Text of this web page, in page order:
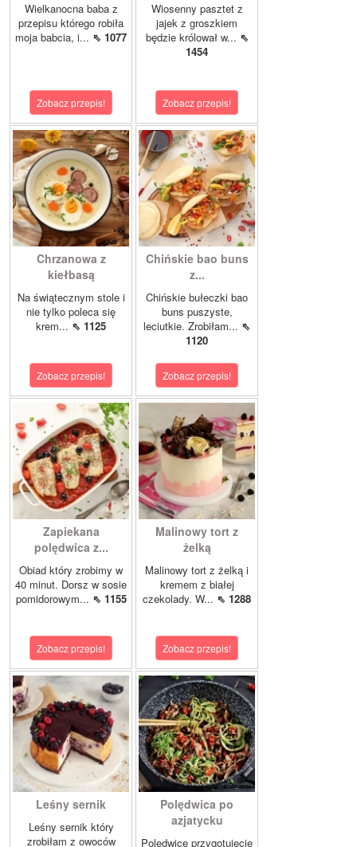
Wielkanocna baba z
przepisu którego robiła
moja babcia, i... ⇖ 1077
Zobacz przepis!
Wiosenny pasztet z
jajek z groszkiem
będzie królował w... ⇖
1454
Zobacz przepis!
Chrzanowa z
kiełbasą
Na świątecznym stole i
nie tylko poleca się
krem... ⇖ 1125
Zobacz przepis!
Chińskie bao buns
z...
Chińskie bułeczki bao
buns puszyste,
leciutkie. Zrobiłam... ⇖
1120
Zobacz przepis!
Zapiekana
polędwica z...
Obiad który zrobimy w
40 minut. Dorsz w sosie
pomidorowym... ⇖ 1155
Zobacz przepis!
Malinowy tort z
żelką
Malinowy tort z żelką i
kremem z białej
czekolady. W... ⇖ 1288
Zobacz przepis!
Leśny sernik
Leśny sernik który
zrobiłam z owoców
Polędwica po
azjatycku
Polędwicę przygotujecie